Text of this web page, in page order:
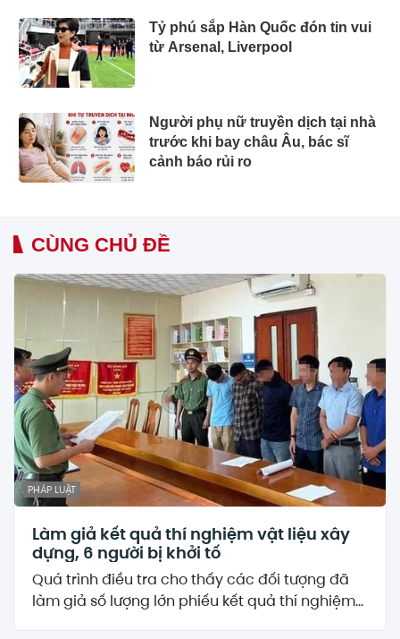
Tỷ phú sắp Hàn Quốc đón tin vui
từ Arsenal, Liverpool
Người phụ nữ truyền dịch tại nhà
trước khi bay châu Âu, bác sĩ
cảnh báo rủi ro
CÙNG CHỦ ĐỀ
PHÁP LUẬT
Làm giả kết quả thí nghiệm vật liệu xây
dựng, 6 người bị khởi tố
Quá trình điều tra cho thấy các đối tượng đã
làm giả số lượng lớn phiếu kết quả thí nghiệm...